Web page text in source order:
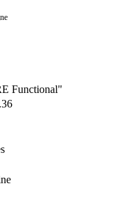
Functional"